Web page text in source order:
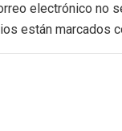
electrónico no
están marcados